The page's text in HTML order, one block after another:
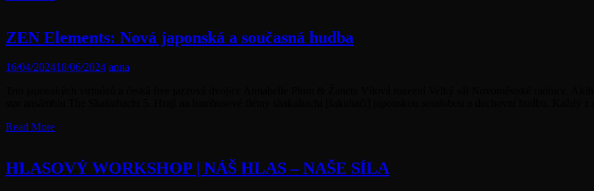
ZEN Elements: Nová japonská a současná hudba
16/04/202418/06/2024 anna
Read More
HLASOVÝ WORKSHOP | NÁŠ HLAS – NAŠE SÍLA